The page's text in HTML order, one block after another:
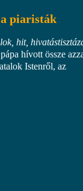
piaristák
hit,
hívott össze
Istenről, az